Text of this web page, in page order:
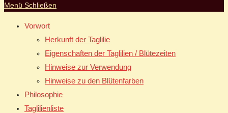
Menü Schließen
Vorwort
Herkunft der Taglilie
Eigenschaften der Taglilien / Blütezeiten
Hinweise zur Verwendung
Hinweise zu den Blütenfarben
Philosophie
Taglilienliste